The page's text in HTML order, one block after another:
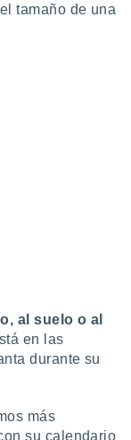
tamaño de una
al suelo o al
en las
durante su
más
su calendario